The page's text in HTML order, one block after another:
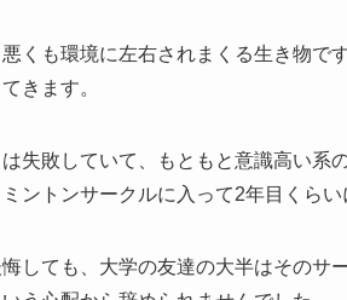
くも環境に左右されまくる生き物で
きます。
失敗していて、もともと意識高い系
ントンサークルに入って2年目くらい
しても、大学の友達の大半はそのサ